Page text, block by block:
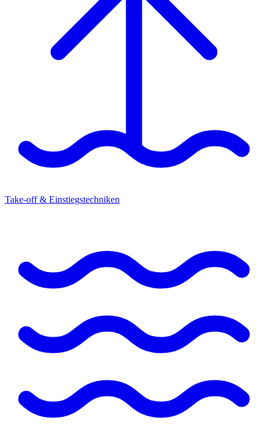
Take-off & Einstiegstechniken